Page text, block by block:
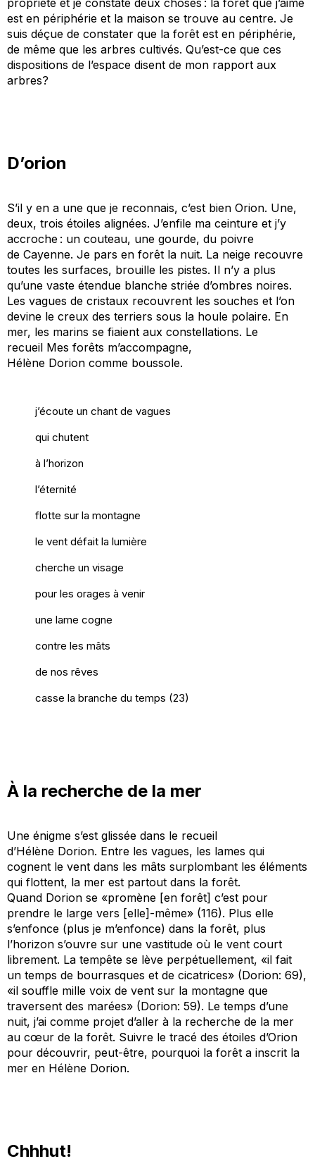
propriété et je constate deux choses : la forêt que j’aime
est en périphérie et la maison se trouve au centre. Je
suis déçue de constater que la forêt est en périphérie,
de même que les arbres cultivés. Qu’est-ce que ces
dispositions de l’espace disent de mon rapport aux
arbres?
D’orion
S’il y en a une que je reconnais, c’est bien Orion. Une,
deux, trois étoiles alignées. J’enfile ma ceinture et j’y
accroche : un couteau, une gourde, du poivre
de Cayenne. Je pars en forêt la nuit. La neige recouvre
toutes les surfaces, brouille les pistes. Il n’y a plus
qu’une vaste étendue blanche striée d’ombres noires.
Les vagues de cristaux recouvrent les souches et l’on
devine le creux des terriers sous la houle polaire. En
mer, les marins se fiaient aux constellations. Le
recueil Mes forêts m’accompagne,
Hélène Dorion comme boussole.
j’écoute un chant de vagues
qui chutent
à l’horizon
l’éternité
flotte sur la montagne
le vent défait la lumière
cherche un visage
pour les orages à venir
une lame cogne
contre les mâts
de nos rêves
casse la branche du temps (23)
À la recherche de la mer
Une énigme s’est glissée dans le recueil
d’Hélène Dorion. Entre les vagues, les lames qui
cognent le vent dans les mâts surplombant les éléments
qui flottent, la mer est partout dans la forêt.
Quand Dorion se «promène [en forêt] c’est pour
prendre le large vers [elle]-même» (116). Plus elle
s’enfonce (plus je m’enfonce) dans la forêt, plus
l’horizon s’ouvre sur une vastitude où le vent court
librement. La tempête se lève perpétuellement, «il fait
un temps de bourrasques et de cicatrices» (Dorion: 69),
«il souffle mille voix de vent sur la montagne que
traversent des marées» (Dorion: 59). Le temps d’une
nuit, j’ai comme projet d’aller à la recherche de la mer
au cœur de la forêt. Suivre le tracé des étoiles d’Orion
pour découvrir, peut-être, pourquoi la forêt a inscrit la
mer en Hélène Dorion.
Chhhut!